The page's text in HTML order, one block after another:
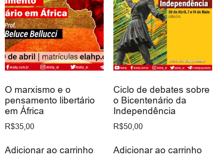
O marxismo e o
pensamento libertário
em África
R$35,00
Adicionar ao carrinho
Ciclo de debates sobre
o Bicentenário da
Independência
R$50,00
Adicionar ao carrinho